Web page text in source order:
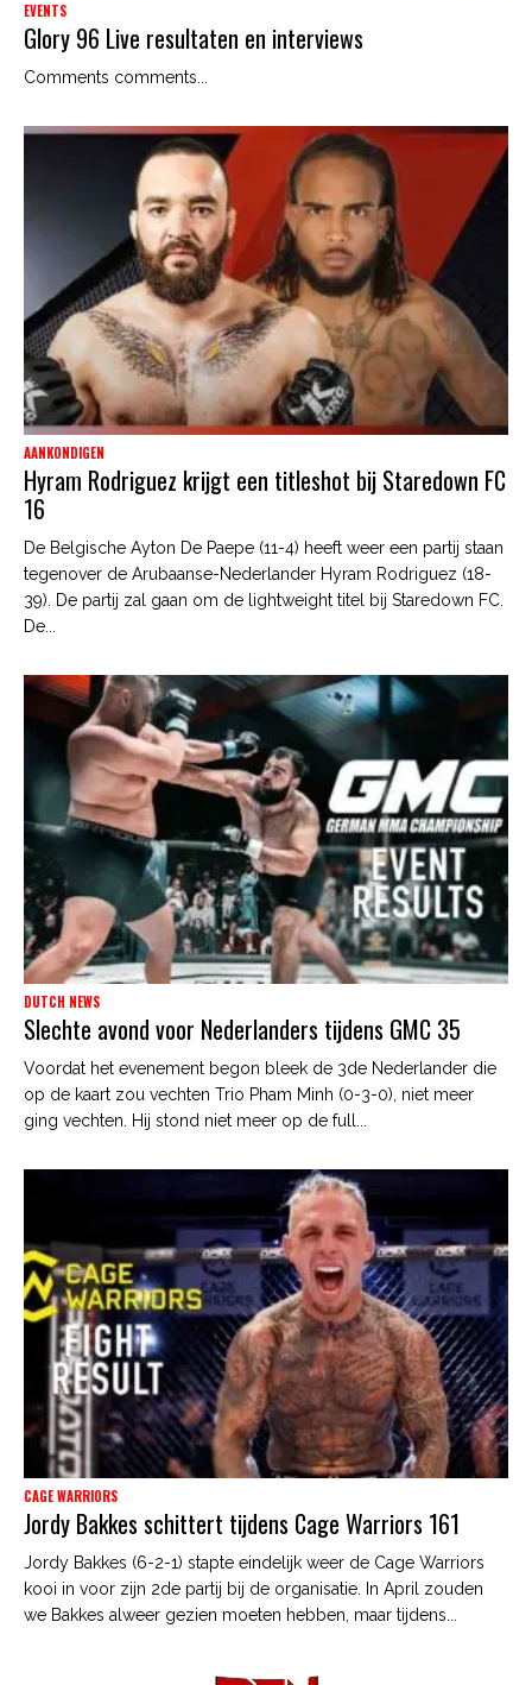
EVENTS
Glory 96 Live resultaten en interviews
Comments comments...
AANKONDIGEN
Hyram Rodriguez krijgt een titleshot bij Staredown FC
16
De Belgische Ayton De Paepe (11-4) heeft weer een partij staan
tegenover de Arubaanse-Nederlander Hyram Rodriguez (18-
39). De partij zal gaan om de lightweight titel bij Staredown FC.
De...
DUTCH NEWS
Slechte avond voor Nederlanders tijdens GMC 35
Voordat het evenement begon bleek de 3de Nederlander die
op de kaart zou vechten Trio Pham Minh (0-3-0), niet meer
ging vechten. Hij stond niet meer op de full...
CAGE WARRIORS
Jordy Bakkes schittert tijdens Cage Warriors 161
Jordy Bakkes (6-2-1) stapte eindelijk weer de Cage Warriors
kooi in voor zijn 2de partij bij de organisatie. In April zouden
we Bakkes alweer gezien moeten hebben, maar tijdens...